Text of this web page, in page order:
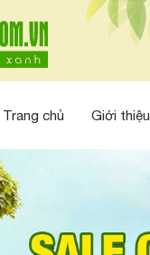
Trang chủ Giới thiệu